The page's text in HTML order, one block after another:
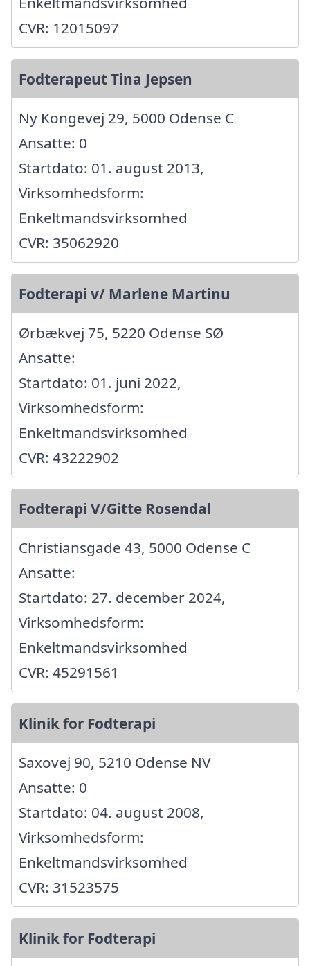
CVR: 12015097
Fodterapeut Tina Jepsen
Ny Kongevej 29, 5000 Odense C
Ansatte: 0
Startdato: 01. august 2013,
Virksomhedsform:
Enkeltmandsvirksomhed
CVR: 35062920
Fodterapi v/ Marlene Martinu
Ørbækvej 75, 5220 Odense SØ
Ansatte:
Startdato: 01. juni 2022,
Virksomhedsform:
Enkeltmandsvirksomhed
CVR: 43222902
Fodterapi V/Gitte Rosendal
Christiansgade 43, 5000 Odense C
Ansatte:
Startdato: 27. december 2024,
Virksomhedsform:
Enkeltmandsvirksomhed
CVR: 45291561
Klinik for Fodterapi
Saxovej 90, 5210 Odense NV
Ansatte: 0
Startdato: 04. august 2008,
Virksomhedsform:
Enkeltmandsvirksomhed
CVR: 31523575
Klinik for Fodterapi